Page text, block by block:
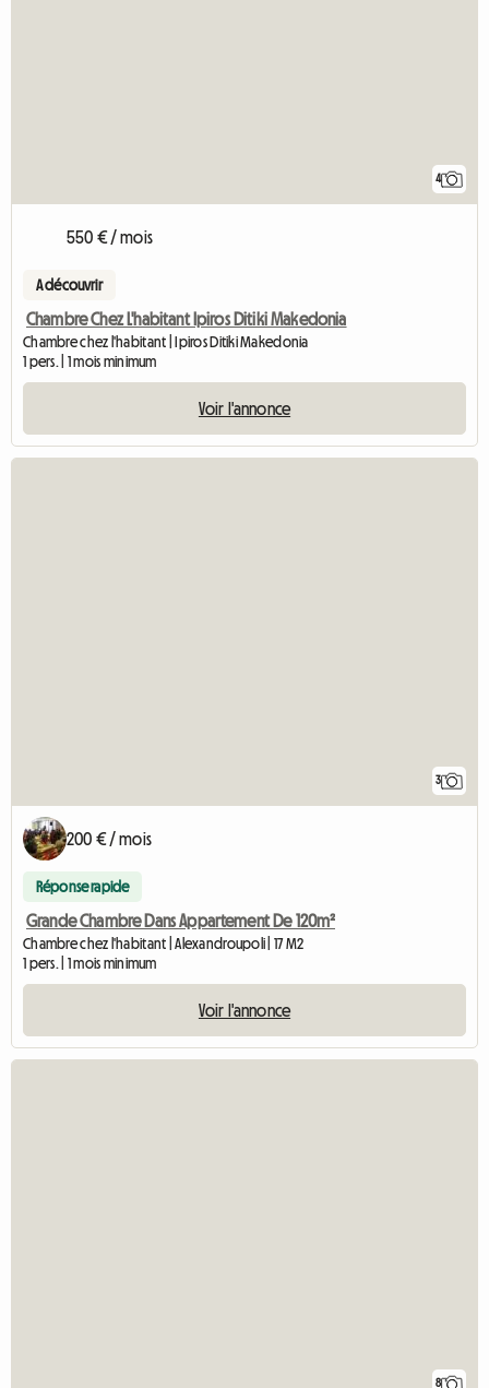
4
550 € / mois
A découvrir
Chambre Chez L'habitant Ipiros Ditiki Makedonia
Chambre chez l'habitant | Ipiros Ditiki Makedonia
1 pers. | 1 mois minimum
Voir l'annonce
3
200 € / mois
Réponse rapide
Grande Chambre Dans Appartement De 120m²
Chambre chez l'habitant | Alexandroupoli | 17 M2
1 pers. | 1 mois minimum
Voir l'annonce
8